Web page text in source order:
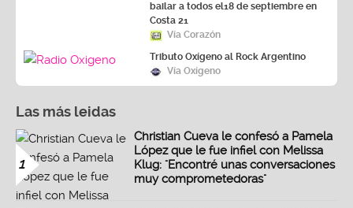
bailar a todos el18 de septiembre en
Costa 21
Vía Corazón
Tributo Oxígeno al Rock Argentino
Vía Oxígeno
Las más leidas
1
Christian Cueva le confesó a Pamela
López que le fue infiel con Melissa
Klug: "Encontré unas conversaciones
muy comprometedoras"